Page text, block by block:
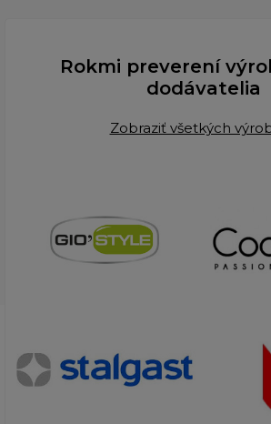
Rokmi preverení
dodávatelia
Zobraziť všetkých